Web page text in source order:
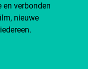
en verbonden
nieuwe